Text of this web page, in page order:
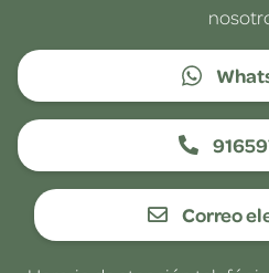
Correo